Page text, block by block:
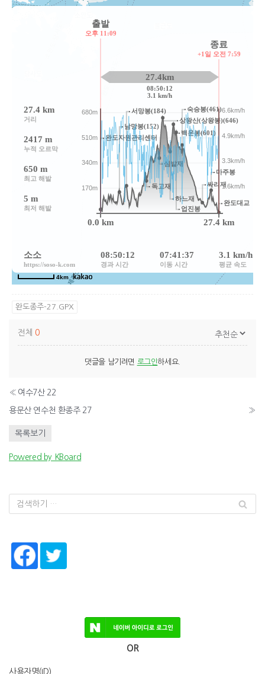
완도종주-27.GPX
전체 0
댓글을 남기려면 로그인하세요.
« 여수7산 22
용문산 연수천 환종주 27 »
목록보기
Powered by KBoard
OR
사용자명(ID)